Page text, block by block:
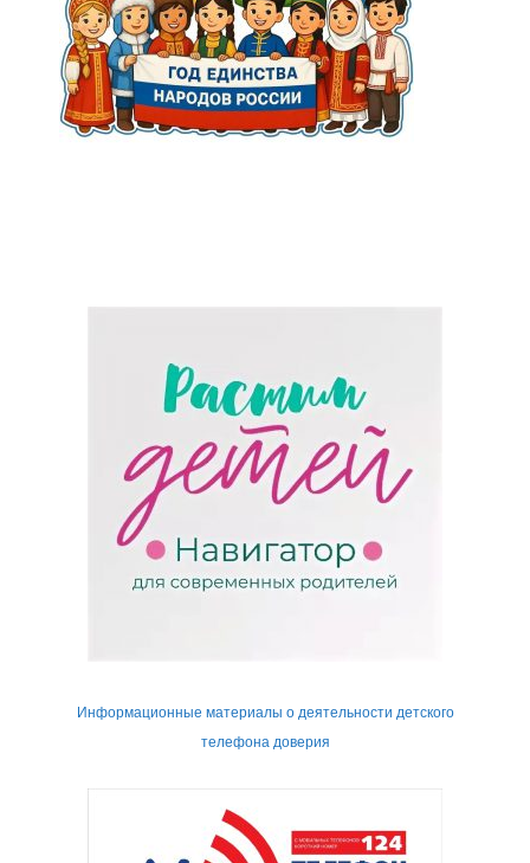
Информационные материалы о деятельности детского
телефона доверия